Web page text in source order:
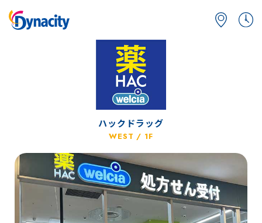
ハックドラッグ
WEST / 1F